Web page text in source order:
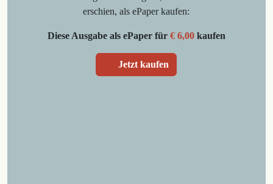
erschien, als ePaper kaufen:
Diese Ausgabe als ePaper für € 6,00kaufen
Jetzt kaufen